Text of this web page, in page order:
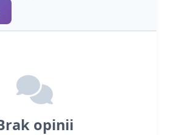
opinii